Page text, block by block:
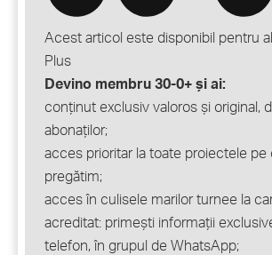
Acest articol este disponibil pentru
Plus
Devino membru 30-0+ și ai:
conținut exclusiv valoros și original,
abonaților;
acces prioritar la toate proiectele pe
pregătim;
acces în culisele marilor turnee la
acreditat: primești informații
telefon, în grupul de WhatsApp;